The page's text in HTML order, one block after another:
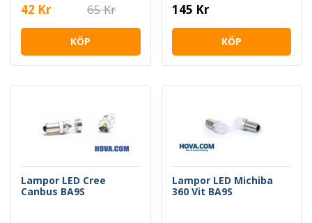
42 Kr 65 Kr
KÖP
145 Kr
KÖP
Lampor LED Cree
Canbus BA9S
Lampor LED Michiba
360 Vit BA9S